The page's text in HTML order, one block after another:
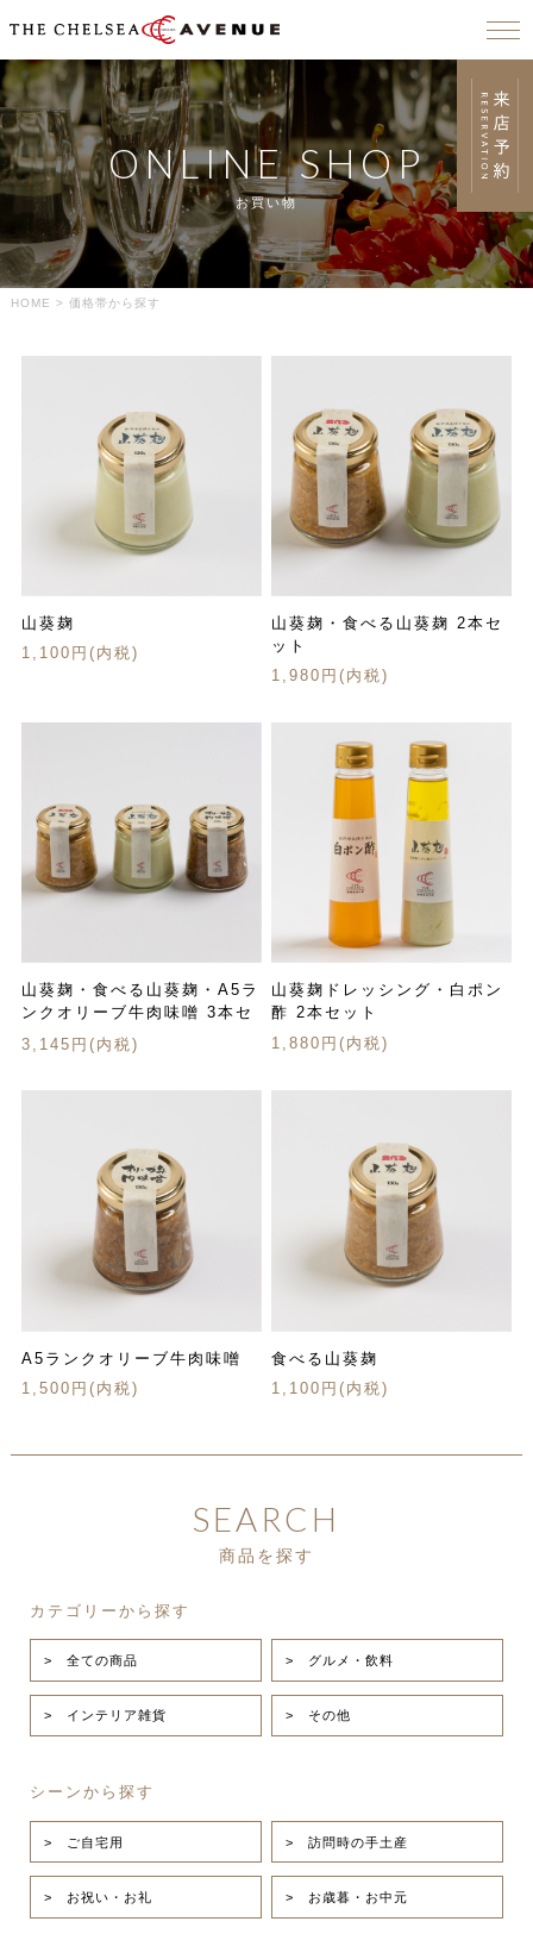
ONLINE SHOP
お買い物
HOME > 価格帯から探す
山葵麹
1,100円(内税)
山葵麹・食べる山葵麹 2本セ
ット
1,980円(内税)
山葵麹・食べる山葵麹・A5ラ
ンクオリーブ牛肉味噌 3本セ
ット
3,145円(内税)
山葵麹ドレッシング・白ポン
酢 2本セット
1,880円(内税)
A5ランクオリーブ牛肉味噌
1,500円(内税)
食べる山葵麹
1,100円(内税)
SEARCH
商品を探す
カテゴリーから探す
> 全ての商品 > グルメ・飲料
> インテリア雑貨 > その他
シーンから探す
> ご自宅用 > 訪問時の手土産
> お祝い・お礼 > お歳暮・お中元